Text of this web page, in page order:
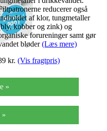
reducerer også
af klor, tungmetaller
kobber og zink) og
forureninger samt gør
bløder(Læs mere)
kr. (Vis fragtpris)
»
»